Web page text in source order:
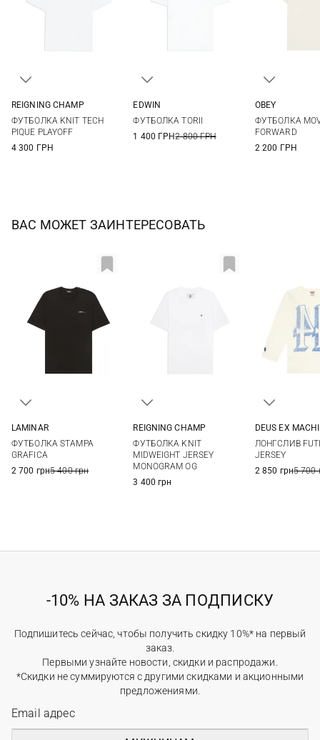
XL
REIGNING CHAMP
ФУТБОЛКА KNIT TECH
PIQUE PLAYOFF
4 300 ГРН
EDWIN
ФУТБОЛКА TORII
1 400 ГРН2 800 ГРН
XXL
OBEY
ФУТБОЛКА
FORWARD
2 200 ГРН
ВАС МОЖЕТ ЗАИНТЕРЕСОВАТЬ
LAMINAR
ФУТБОЛКА STAMPA
GRAFICA
2 700 грн5 400 грн
XL
XXL
REIGNING CHAMP
ФУТБОЛКА KNIT
MIDWEIGHT JERSEY
MONOGRAM OG
3 400 грн
DEUS EX
ЛОНГСЛИВ
JERSEY
2 850 грн5 700
-10% НА ЗАКАЗ ЗА ПОДПИСКУ
Подпишитесь сейчас, чтобы получить скидку 10%* на первый
заказ.
Первыми узнайте новости, скидки и распродажи.
*Скидки не суммируются с другими скидками и акционными
предложениями.